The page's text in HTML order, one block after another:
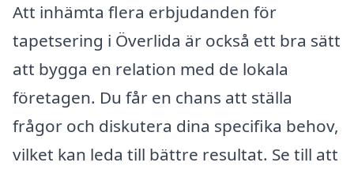
Att inhämta flera erbjudanden för
tapetsering i Överlida är också ett bra sätt
att bygga en relation med de lokala
företagen. Du får en chans att ställa
frågor och diskutera dina specifika behov,
vilket kan leda till bättre resultat. Se till att